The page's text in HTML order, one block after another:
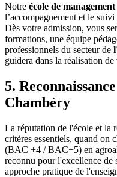
Notre école de
l’accompagnement et le
Dès votre admission, vous
formations, une équipe
professionnels du secteur de
guidera dans la réalisation
5.
Chambéry
La réputation de l'école et la
critères essentiels, quand on
(BAC +4 / BAC+5) en
reconnu pour l'excellence de
approche pratique de